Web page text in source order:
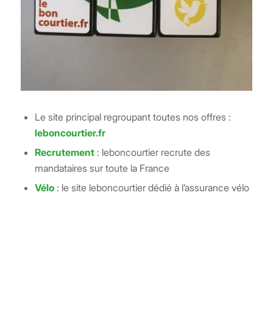
Le site principal regroupant toutes nos offres :
leboncourtier.fr
Recrutement: leboncourtier recrute des
mandataires sur toute la France
Vélo : le site leboncourtier dédié à l’assurance vélo